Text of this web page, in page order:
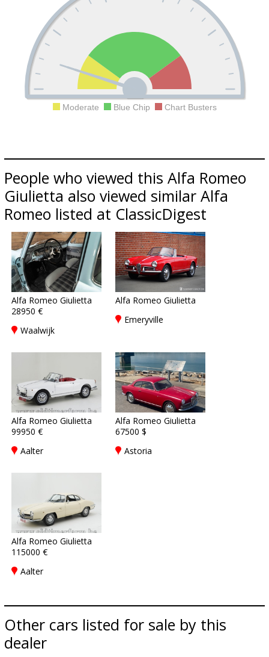
Moderate Blue Chip Chart Busters
People who viewed this Alfa Romeo
Giulietta also viewed similar Alfa
Romeo listed at ClassicDigest
Alfa Romeo Giulietta
28950 €
Waalwijk
Alfa Romeo Giulietta
Emeryville
Alfa Romeo Giulietta
99950 €
Aalter
Alfa Romeo Giulietta
67500 $
Astoria
Alfa Romeo Giulietta
115000 €
Aalter
Other cars listed for sale by this
dealer